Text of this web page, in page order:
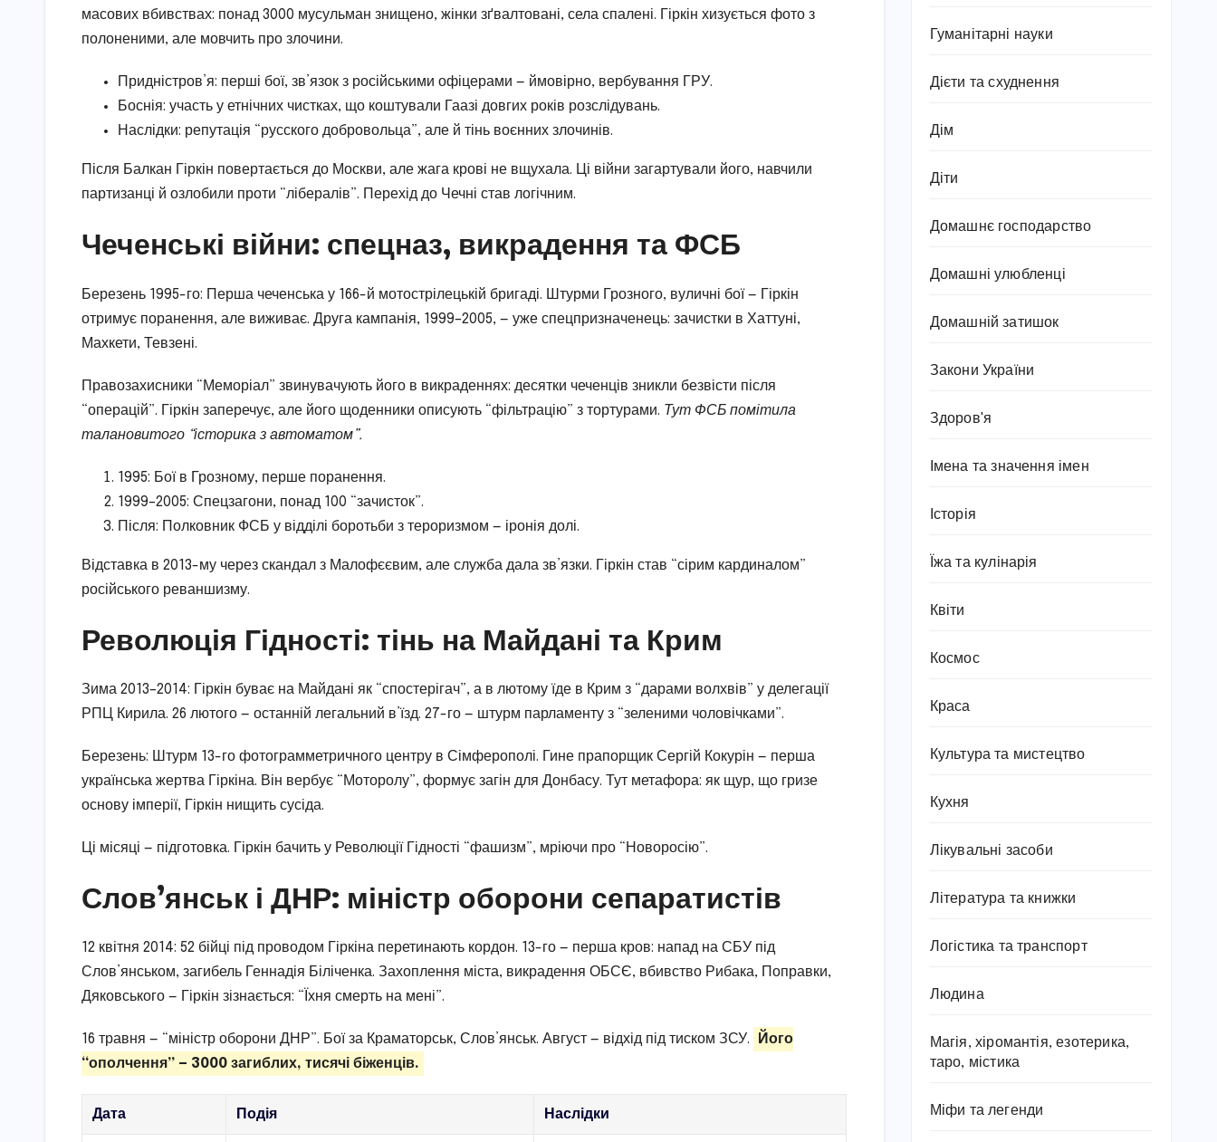
масових вбивствах: понад 3000 мусульман знищено, жінки зґвалтовані, села спалені. Гіркін хизується фото з
полоненими, але мовчить про злочини.
Придністров’я: перші бої, зв’язок з російськими офіцерами — ймовірно, вербування ГРУ.
Боснія: участь у етнічних чистках, що коштували Гаазі довгих років розслідувань.
Наслідки: репутація “русского добровольца”, але й тінь воєнних злочинів.
Після Балкан Гіркін повертається до Москви, але жага крові не вщухала. Ці війни загартували його, навчили
партизанці й озлобили проти “лібералів”. Перехід до Чечні став логічним.
Чеченські війни: спецназ, викрадення та ФСБ
Березень 1995-го: Перша чеченська у 166-й мотострілецькій бригаді. Штурми Грозного, вуличні бої — Гіркін
отримує поранення, але виживає. Друга кампанія, 1999–2005, — уже спецпризначенець: зачистки в Хаттуні,
Махкети, Тевзені.
Правозахисники “Меморіал” звинувачують його в викраденнях: десятки чеченців зникли безвісти після
“операцій”. Гіркін заперечує, але його щоденники описують “фільтрацію” з тортурами. Тут ФСБ помітила
талановитого “історика з автоматом”.
1995: Бої в Грозному, перше поранення.
1999–2005: Спецзагони, понад 100 “зачисток”.
Після: Полковник ФСБ у відділі боротьби з тероризмом — іронія долі.
Відставка в 2013-му через скандал з Малофєєвим, але служба дала зв’язки. Гіркін став “сірим кардиналом”
російського реваншизму.
Революція Гідності: тінь на Майдані та Крим
Зима 2013–2014: Гіркін буває на Майдані як “спостерігач”, а в лютому їде в Крим з “дарами волхвів” у делегації
РПЦ Кирила. 26 лютого — останній легальний в’їзд. 27-го — штурм парламенту з “зеленими чоловічками”.
Березень: Штурм 13-го фотограмметричного центру в Сімферополі. Гине прапорщик Сергій Кокурін — перша
українська жертва Гіркіна. Він вербує “Моторолу”, формує загін для Донбасу. Тут метафора: як щур, що гризе
основу імперії, Гіркін нищить сусіда.
Ці місяці — підготовка. Гіркін бачить у Революції Гідності “фашизм”, мріючи про “Новоросію”.
Слов’янськ і ДНР: міністр оборони сепаратистів
12 квітня 2014: 52 бійці під проводом Гіркіна перетинають кордон. 13-го — перша кров: напад на СБУ під
Слов’янськом, загибель Геннадія Біліченка. Захоплення міста, викрадення ОБСЄ, вбивство Рибака, Поправки,
Дяковського — Гіркін зізнається: “Їхня смерть на мені”.
16 травня — “міністр оборони ДНР”. Бої за Краматорськ, Слов’янськ. Август — відхід під тиском ЗСУ.
Його
“ополчення” — 3000 загиблих, тисячі біженців.
Дата Подія Наслідки
Гуманітарні науки
Дієти та схуднення
Дім
Діти
Домашнє господарство
Домашні улюбленці
Домашній затишок
Закони України
Здоров'я
Імена та значення імен
Історія
Їжа та кулінарія
Квіти
Космос
Краса
Культура та мистецтво
Кухня
Лікувальні засоби
Література та книжки
Логістика та транспорт
Людина
Магія, хіромантія, езотерика,
таро, містика
Міфи та легенди